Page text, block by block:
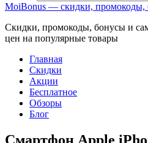
MoiBonus — скидки, промокоды,
Скидки, промокоды, бонусы и
цен на популярные товары
Главная
Скидки
Акции
Бесплатное
Обзоры
Блог